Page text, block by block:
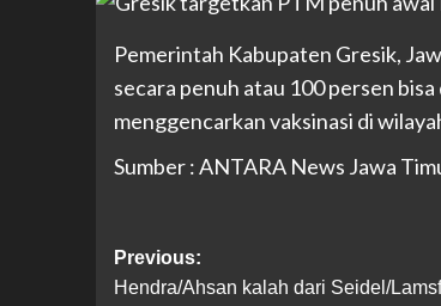
Pemerintah Kabupaten Gresik,
secara penuh atau 100 persen
menggencarkan vaksinasi di
Sumber : ANTARA News Jawa
Previous:
Hendra/Ahsan kalah dari Seidel/